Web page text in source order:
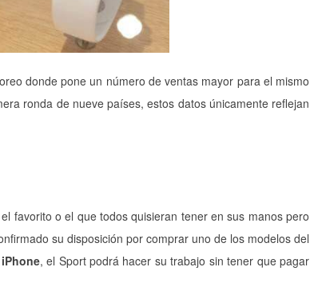
donde pone un número de ventas mayor para el mismo
ronda de nueve países, estos datos únicamente reflejan
favorito o el que todos quisieran tener en sus manos pero
su disposición por comprar uno de los modelos del
iPhone, el Sport podrá hacer su trabajo sin tener que pagar